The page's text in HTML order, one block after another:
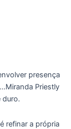
presença
Priestly
duro.
refinar a própria